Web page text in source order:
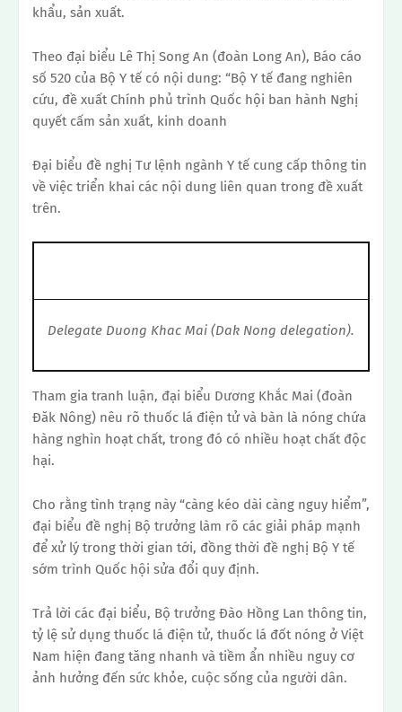
khẩu, sản xuất.
Theo đại biểu Lê Thị Song An (đoàn Long An), Báo cáo
số 520 của Bộ Y tế có nội dung: “Bộ Y tế đang nghiên
cứu, đề xuất Chính phủ trình Quốc hội ban hành Nghị
quyết cấm sản xuất, kinh doanh
Đại biểu đề nghị Tư lệnh ngành Y tế cung cấp thông tin
về việc triển khai các nội dung liên quan trong đề xuất
trên.
Delegate Duong Khac Mai (Dak Nong delegation).
Tham gia tranh luận, đại biểu Dương Khắc Mai (đoàn
Đăk Nông) nêu rõ thuốc lá điện tử và bàn là nóng chứa
hàng nghìn hoạt chất, trong đó có nhiều hoạt chất độc
hại.
Cho rằng tình trạng này “càng kéo dài càng nguy hiểm”,
đại biểu đề nghị Bộ trưởng làm rõ các giải pháp mạnh
để xử lý trong thời gian tới, đồng thời đề nghị Bộ Y tế
sớm trình Quốc hội sửa đổi quy định.
Trả lời các đại biểu, Bộ trưởng Đào Hồng Lan thông tin,
tỷ lệ sử dụng thuốc lá điện tử, thuốc lá đốt nóng ở Việt
Nam hiện đang tăng nhanh và tiềm ẩn nhiều nguy cơ
ảnh hưởng đến sức khỏe, cuộc sống của người dân.